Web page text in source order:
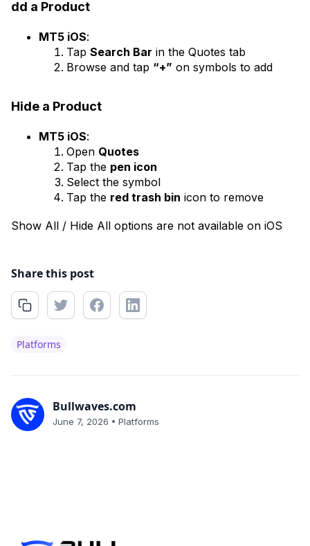
dd a Product
MT5 iOS:
Tap Search Bar in the Quotes tab
Browse and tap “+” on symbols to add
Hide a Product
MT5 iOS:
Open Quotes
Tap the pen icon
Select the symbol
Tap the red trash bin icon to remove
Show All / Hide All options are not available on iOS
Share this post
Platforms
Bullwaves.com
June 7, 2026 • Platforms